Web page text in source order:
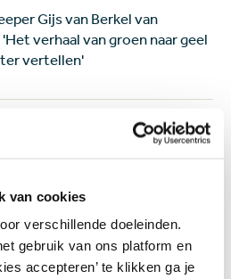
van cookies
verschillende doeleinden.
gebruik van ons platform en
accepteren’ te klikken ga je
Gijs van Berkel van
verhaal van groen naar geel
vertellen'
voor (kleine) kinderen en
naar binnen en spelen waar
H50: een digitaal
de GPS-liefhebber